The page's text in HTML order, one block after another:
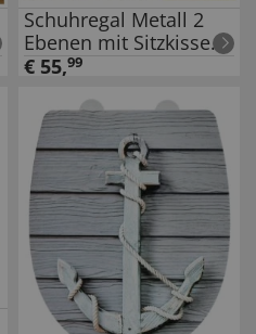
Schuhregal Metall 2
Ebenen mit Sitzkissen
Braun
€ 55,99